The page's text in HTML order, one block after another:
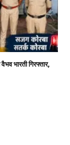
भारती गिरफ्तार,